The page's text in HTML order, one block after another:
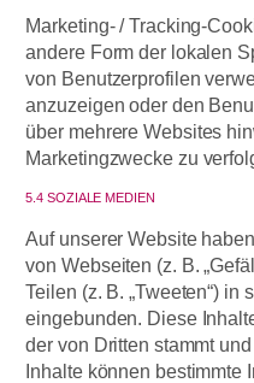
Marketing- / Tracking-
andere Form der lokalen
von Benutzerprofilen
anzuzeigen oder den
über mehrere Websites
Marketingzwecke zu
5.4 SOZIALE MEDIEN
Auf unserer Website
von Webseiten (z. B.
Teilen (z. B. „Tweeten“) in
eingebunden. Diese
der von Dritten stammt
Inhalte können bestimmte